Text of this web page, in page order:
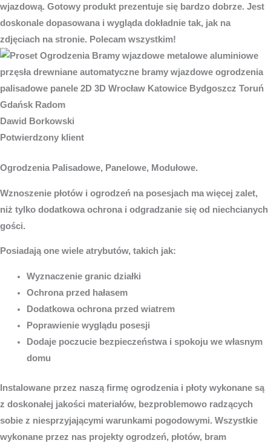
wjazdową. Gotowy produkt prezentuje się bardzo dobrze. Jest
doskonale dopasowana i wygląda dokładnie tak, jak na
zdjęciach na stronie. Polecam wszystkim!
Dawid Borkowski
Potwierdzony klient
Ogrodzenia Palisadowe, Panelowe, Modułowe.
Wznoszenie płotów i ogrodzeń na posesjach ma więcej zalet,
niż tylko dodatkowa ochrona i odgradzanie się od niechcianych
gości.
Posiadają one wiele atrybutów, takich jak:
Wyznaczenie granic działki
Ochrona przed hałasem
Dodatkowa ochrona przed wiatrem
Poprawienie wyglądu posesji
Dodaje poczucie bezpieczeństwa i spokoju we własnym
domu
Instalowane przez naszą firmę ogrodzenia i płoty wykonane są
z doskonałej jakości materiałów, bezproblemowo radzących
sobie z niesprzyjającymi warunkami pogodowymi. Wszystkie
wykonane przez nas projekty ogrodzeń, płotów, bram